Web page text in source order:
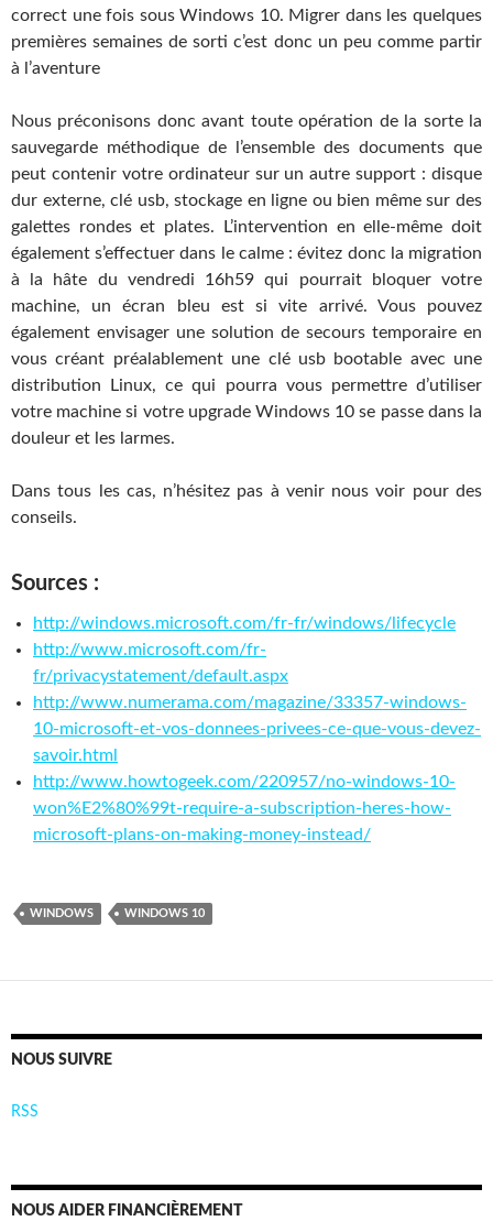
correct une fois sous Windows 10. Migrer dans les quelques
premières semaines de sorti c’est donc un peu comme partir
à l’aventure
Nous préconisons donc avant toute opération de la sorte la
sauvegarde méthodique de l’ensemble des documents que
peut contenir votre ordinateur sur un autre support : disque
dur externe, clé usb, stockage en ligne ou bien même sur des
galettes rondes et plates. L’intervention en elle-même doit
également s’effectuer dans le calme : évitez donc la migration
à la hâte du vendredi 16h59 qui pourrait bloquer votre
machine, un écran bleu est si vite arrivé. Vous pouvez
également envisager une solution de secours temporaire en
vous créant préalablement une clé usb bootable avec une
distribution Linux, ce qui pourra vous permettre d’utiliser
votre machine si votre upgrade Windows 10 se passe dans la
douleur et les larmes.
Dans tous les cas, n’hésitez pas à venir nous voir pour des
conseils.
Sources :
http://windows.microsoft.com/fr-fr/windows/lifecycle
http://www.microsoft.com/fr-
fr/privacystatement/default.aspx
http://www.numerama.com/magazine/33357-windows-
10-microsoft-et-vos-donnees-privees-ce-que-vous-devez-
savoir.html
http://www.howtogeek.com/220957/no-windows-10-
won%E2%80%99t-require-a-subscription-heres-how-
microsoft-plans-on-making-money-instead/
WINDOWS WINDOWS 10
NOUS SUIVRE
RSS
NOUS AIDER FINANCIÈREMENT